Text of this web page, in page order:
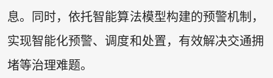
息。同时，依托智能算法模型构建的预警机制，
实现智能化预警、调度和处置，有效解决交通拥
堵等治理难题。